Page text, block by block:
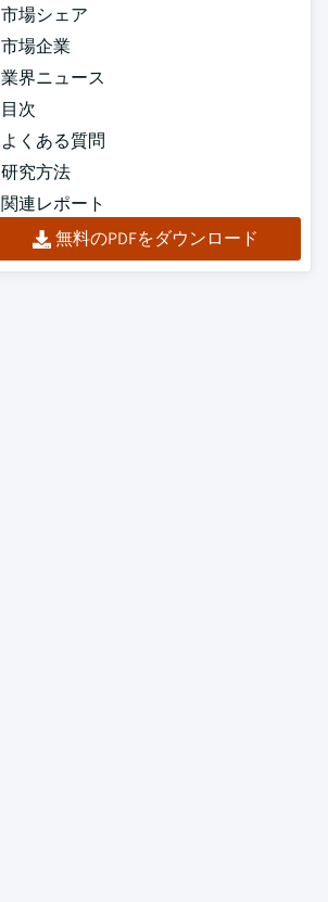
市場シェア
市場企業
業界ニュース
目次
よくある質問
研究方法
関連レポート
無料のPDFをダウンロード